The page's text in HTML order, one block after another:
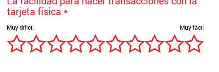
tarjeta física *